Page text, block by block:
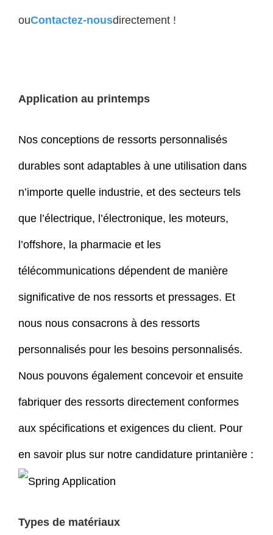
ouContactez-nousdirectement !
Application au printemps
Nos conceptions de ressorts personnalisés
durables sont adaptables à une utilisation dans
n’importe quelle industrie, et des secteurs tels
que l’électrique, l’électronique, les moteurs,
l’offshore, la pharmacie et les
télécommunications dépendent de manière
significative de nos ressorts et pressages. Et
nous nous consacrons à des ressorts
personnalisés pour les besoins personnalisés.
Nous pouvons également concevoir et ensuite
fabriquer des ressorts directement conformes
aux spécifications et exigences du client. Pour
en savoir plus sur notre candidature printanière :
Types de matériaux